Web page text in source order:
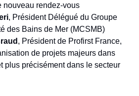
nouveau rendez-vous
, Président Délégué du Groupe
des Bains de Mer (MCSMB)
, Président de Profirst France,
de projets majeurs dans
plus précisément dans le secteur